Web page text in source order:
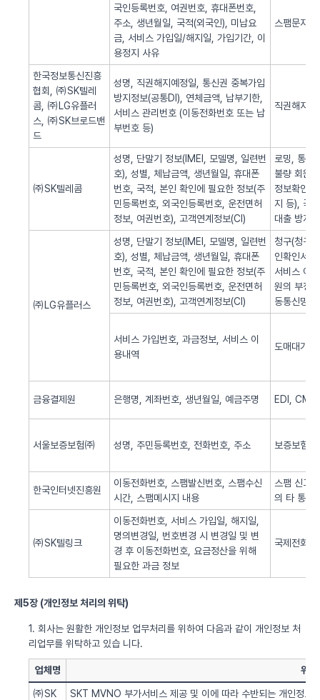
국인등록번호, 여권번호, 휴대폰번호,
주소, 생년월일, 국적(외국인), 미납요
금, 서비스 가입일/해지일, 가입기간, 이
용정지 사유
스팸문자
한국정보통신진흥
협회, ㈜SK텔레
콤, ㈜LG유플러
스, ㈜SK브로드밴
드
성명, 직권해지예정일, 통신권 중복가입
방지정보(공통DI), 연체금액, 납부기한,
서비스 관리번호 (이동전화번호 또는 납
부번호 등)
직권해지
㈜SK텔레콤
성명, 단말기 정보(IMEI, 모델명, 일련번
호), 성별, 체납금액, 생년월일, 휴대폰
번호, 국적, 본인 확인에 필요한 정보(주
민등록번호, 외국인등록번호, 운전면허
정보, 여권번호), 고객연계정보(CI)
로밍, 통화
불량 회원
정보확인,
지 등), 국
대출 방지,
㈜LG유플러스
성명, 단말기 정보(IMEI, 모델명, 일련번
호), 성별, 체납금액, 생년월일, 휴대폰
번호, 국적, 본인 확인에 필요한 정보(주
민등록번호, 외국인등록번호, 운전면허
정보, 여권번호), 고객연계정보(CI)
청구(청구
인확인서
서비스 이
원의 부정
동통신망
서비스 가입번호, 과금정보, 서비스 이
용내역
도매대가
금융결제원 은행명, 계좌번호, 생년월일, 예금주명 EDI, CMS
서울보증보험㈜ 성명, 주민등록번호, 전화번호, 주소 보증보험
한국인터넷진흥원
이동전화번호, 스팸발신번호, 스팸수신
시간, 스팸메시지 내용
스팸 신고
의 타 통신
㈜SK텔링크
이동전화번호, 서비스 가입일, 해지일,
명의변경일, 번호변경 시 변경일 및 변
경 후 이동전화번호, 요금정산을 위해
필요한 과금 정보
국제전화
제5장 (개인정보 처리의 위탁)
1. 회사는 원활한 개인정보 업무처리를 위하여 다음과 같이 개인정보 처
리업무를 위탁하고 있습 니다.
업체명 위탁
㈜SK
SKT MVNO 부가서비스 제공 및 이에 따라 수반되는 개인정보